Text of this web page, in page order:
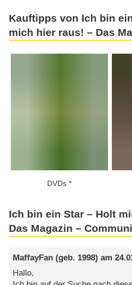
Kauftipps von Ich bin
mich hier raus! – Das
DVDs
Ich bin ein Star – Holt
Das Magazin –
MaffayFan (geb. 1998) am
Hallo,